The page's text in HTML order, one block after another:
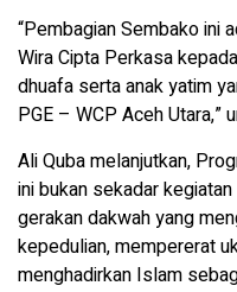
“Pembagian Sembako ini
Wira Cipta Perkasa
dhuafa serta anak yatim
PGE – WCP Aceh Utara,”
Ali Quba melanjutkan,
ini bukan sekadar
gerakan dakwah yang
kepedulian, mempererat
menghadirkan Islam